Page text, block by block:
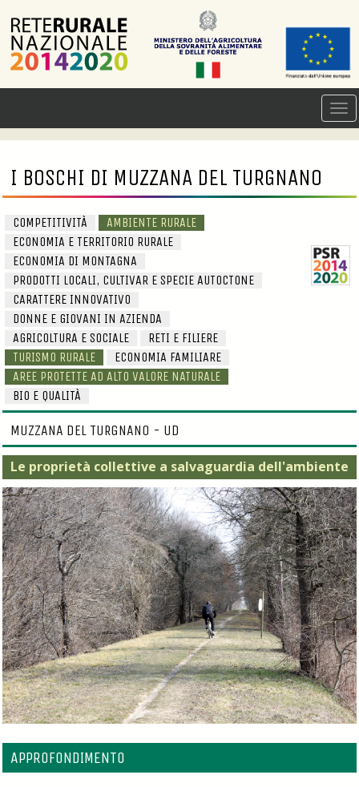
I BOSCHI DI MUZZANA DEL TURGNANO
COMPETITIVITÀ
AMBIENTE RURALE
ECONOMIA E TERRITORIO RURALE
ECONOMIA DI MONTAGNA
PRODOTTI LOCALI, CULTIVAR E SPECIE AUTOCTONE
CARATTERE INNOVATIVO
DONNE E GIOVANI IN AZIENDA
AGRICOLTURA E SOCIALE
RETI E FILIERE
TURISMO RURALE
ECONOMIA FAMILIARE
AREE PROTETTE AD ALTO VALORE NATURALE
BIO E QUALITÀ
MUZZANA DEL TURGNANO - UD
Le proprietà collettive a salvaguardia dell'ambiente
APPROFONDIMENTO